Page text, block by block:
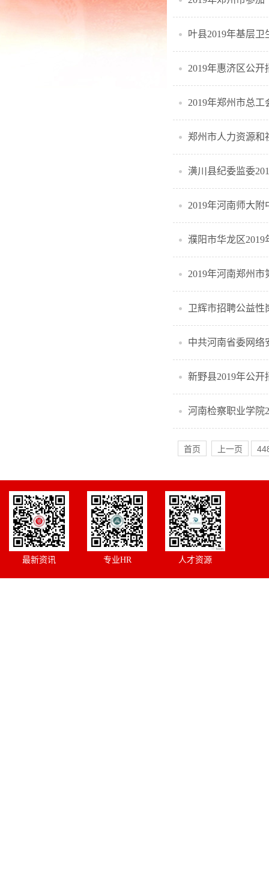
叶县2019年基层
2019年惠济区公
2019年郑州市总
郑州市人力资源和
潢川县纪委监委
2019年河南师大
濮阳市华龙区
2019年河南郑州
卫辉市招聘公益性
中共河南省委网络
新野县2019年公
河南检察职业学院
首页 上一页
最新资讯 专业HR 人才资源